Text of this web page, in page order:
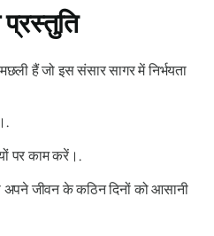
हैं जो इससंसारसागर में निर्भयता
पर काम करें।.
जीवन के कठिन दिनों को आसानी